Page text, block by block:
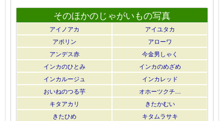
そのほかのじゃがいもの写真
アイノアカ
アイユタカ
アポリン
アローワ
アンデス赤
今金男しゃく
インカのひとみ
インカのめざめ
インカルージュ
インカレッド
おいねのつる芋
オホーツクチ…
キタアカリ
きたかむい
きたひめ
キタムラサキ